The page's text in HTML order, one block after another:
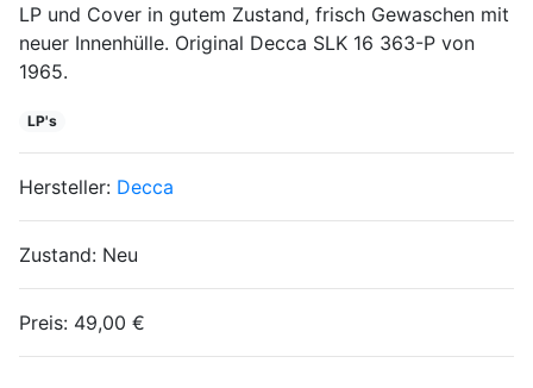
LP und Cover in gutem Zustand, frisch Gewaschen mit
neuer Innenhülle. Original Decca SLK 16 363-P von
1965.
LP's
Hersteller: Decca
Zustand: Neu
Preis: 49,00 €